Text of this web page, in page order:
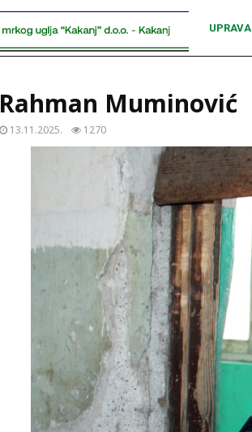
UPRAVA
Rahman Muminović
13.11.2025. 1270